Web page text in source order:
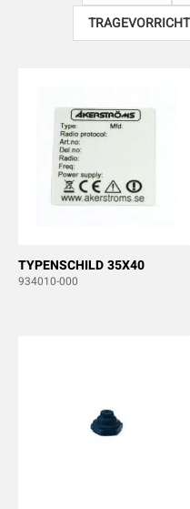
TYPENSCHILD 35X40
934010-000